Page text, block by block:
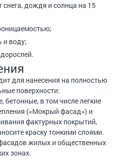
дождя и солнца на 15
и воду;
для нанесения на полностью
поверхности:
бетонные, в том числе легкие
(«Мокрый фасад») и
фактурных покрытий,
краску тонкими слоями.
жилых и общественных
зонах.